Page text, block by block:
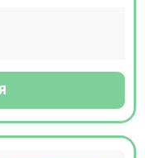
от мала до
неврологическое
прием